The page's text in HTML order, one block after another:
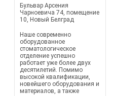
Бульвар Арсения
Чарноевича 74, помещение
10, Новый Белград
Наше современно
оборудованное
стоматологическое
отделение успешно
работает уже более двух
десятилетий. Помимо
высокой квалификации,
новейшего оборудования и
материалов, а также